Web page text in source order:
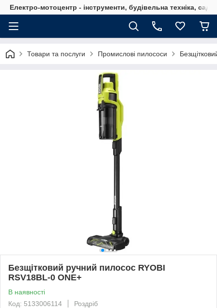
Електро-мотоцентр - інструменти, будівельна техніка,
Товари та послуги Промислові пилососи
Безщітковий ручний пилосос RYOBI
RSV18BL-0 ONE+
В наявності
Код: 5133006114
Роздріб